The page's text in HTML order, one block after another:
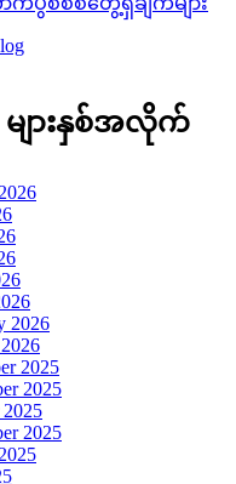
များနှစ်အလိုက်
2026
2025
2025
2025